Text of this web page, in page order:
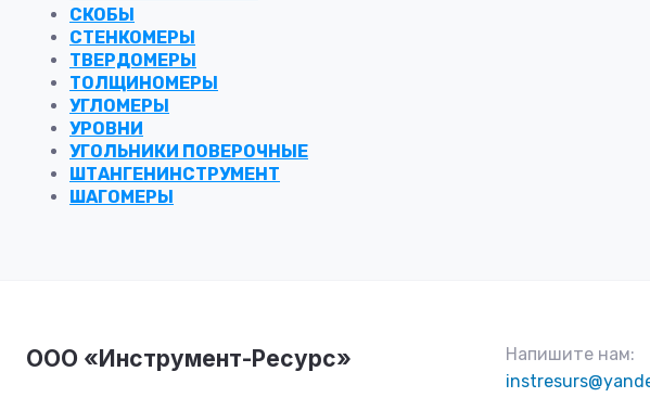
СКОБЫ
СТЕНКОМЕРЫ
ТВЕРДОМЕРЫ
ТОЛЩИНОМЕРЫ
УГЛОМЕРЫ
УРОВНИ
УГОЛЬНИКИ ПОВЕРОЧНЫЕ
ШТАНГЕНИНСТРУМЕНТ
ШАГОМЕРЫ
ООО «Инструмент-Ресурс»
Напишите нам: